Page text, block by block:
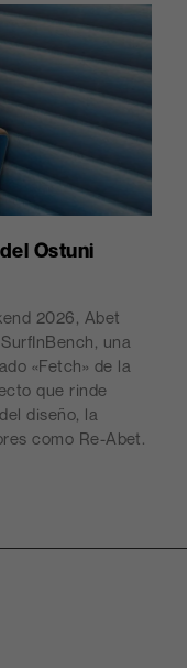
Ostuni
2026, Abet
una
«Fetch» de la
que rinde
diseño, la
como Re-Abet.